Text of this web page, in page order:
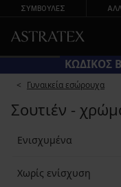
ΣΥΜΒΟΥΛΕΣ
ΚΩΔΙΚΟΣ
Γυναικεία εσώρουχα
Σουτιέν -
Ενισχυμένα
Χωρίς ενίσχυση